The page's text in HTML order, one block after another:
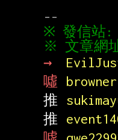
※ 文章網
→
噓
推
推